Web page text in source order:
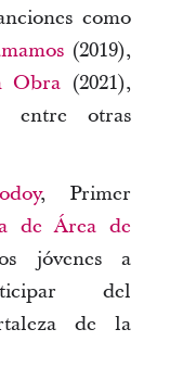
como
(2019),
Obra(2021),
entre otras
, Primer
de Área de
jóvenes a
del
de la